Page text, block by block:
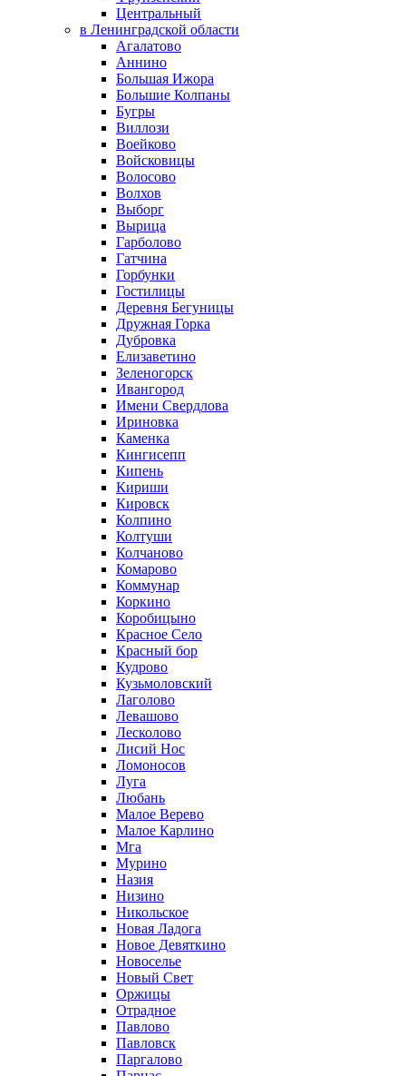
Центральный
в Ленинградской области
Агалатово
Аннино
Большая Ижора
Большие Колпаны
Бугры
Виллози
Воейково
Войсковицы
Волосово
Волхов
Выборг
Вырица
Гарболово
Гатчина
Горбунки
Гостилицы
Деревня Бегуницы
Дружная Горка
Дубровка
Елизаветино
Зеленогорск
Ивангород
Имени Свердлова
Ириновка
Каменка
Кингисепп
Кипень
Кириши
Кировск
Колпино
Колтуши
Колчаново
Комарово
Коммунар
Коркино
Коробицыно
Красное Село
Красный бор
Кудрово
Кузьмоловский
Лаголово
Левашово
Лесколово
Лисий Нос
Ломоносов
Луга
Любань
Малое Верево
Малое Карлино
Мга
Мурино
Назия
Низино
Никольское
Новая Ладога
Новое Девяткино
Новоселье
Новый Свет
Оржицы
Отрадное
Павлово
Павловск
Паргалово